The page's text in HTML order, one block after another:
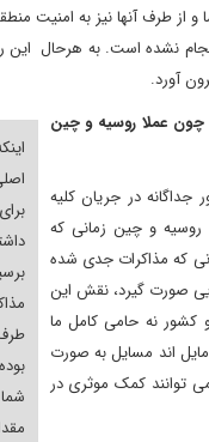
و از طرف آنها نیز به امنیت
نشده است. به هرحال این
آورد.
عملا روسیه و چین
در جریان کلیه
روسیه و چین زمانی که
که مذاکرات جدی شده
صورت گیرد، نقش این
کشور نه حامی کامل ما
اند مسایل به صورت
توانند کمک موثری در